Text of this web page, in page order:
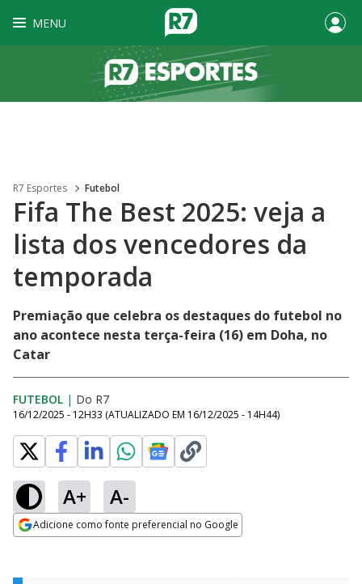
MENU
R7 Esportes Futebol
Fifa The Best 2025: veja a
lista dos vencedores da
temporada
Premiação que celebra os destaques do futebol no
ano acontece nesta terça-feira (16) em Doha, no
Catar
FUTEBOL | Do R7
16/12/2025 - 12H33 (ATUALIZADO EM 16/12/2025 - 14H44)
A+ A-
Adicione como fonte preferencial no Google